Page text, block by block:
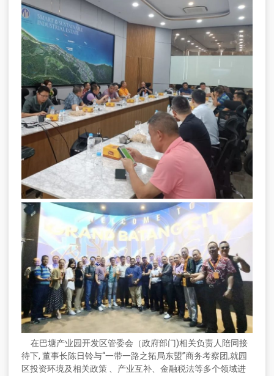
在巴塘产业园开发区管委会（政府部门)相关负责人陪同接
待下, 董事长陈日铃与“一带一路之拓局东盟”商务考察团,就园
区投资环境及相关政策 、产业互补、金融税法等多个领域进